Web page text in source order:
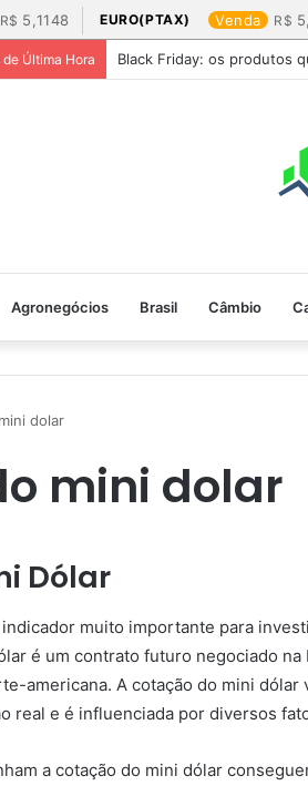
5,1148 EURO(PTAX) Venda
Última Hora Black Friday: os produtos
Agronegócios Brasil Câmbio
dolar​
mini dolar​
Dólar
muito importante para
é um contrato futuro negociado na
americana. A cotação do mini dólar
real e é influenciada por diversos
a cotação do mini dólar